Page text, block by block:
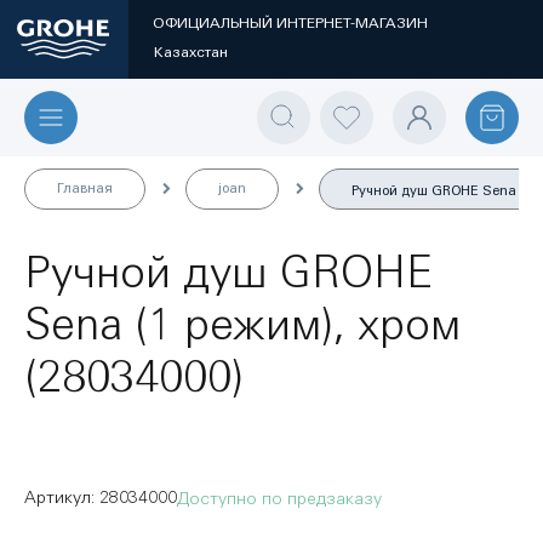
ОФИЦИАЛЬНЫЙ ИНТЕРНЕТ-МАГАЗИН
Казахстан
Главная joan Ручной душ GROHE Sena (1
Ручной душ GROHE
Sena (1 режим), хром
(28034000)
Доступно по предзаказу
28034000